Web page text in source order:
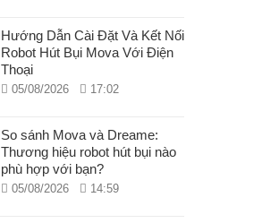
Hướng Dẫn Cài Đặt Và Kết Nối
Robot Hút Bụi Mova Với Điện
Thoại
05/08/2026 17:02
So sánh Mova và Dreame:
Thương hiệu robot hút bụi nào
phù hợp với bạn?
05/08/2026 14:59